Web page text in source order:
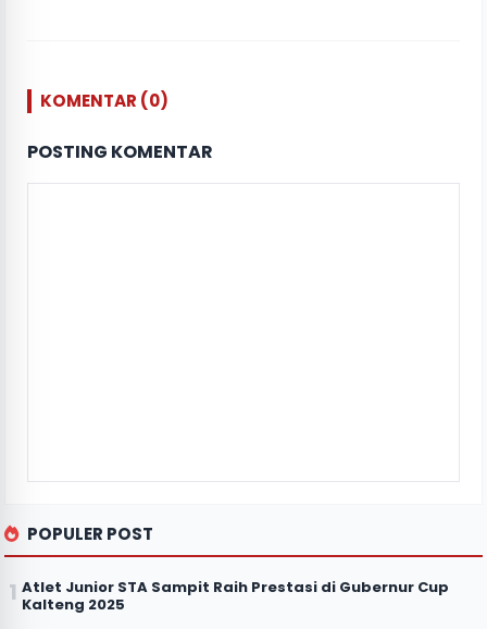
KOMENTAR (0)
POSTING KOMENTAR
POPULER POST
Atlet Junior STA Sampit Raih Prestasi di Gubernur Cup
Kalteng 2025